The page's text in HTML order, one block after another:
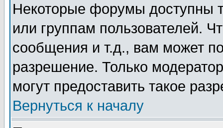
Некоторые форумы доступны
или группам пользователей.
сообщения и т.д., вам может
разрешение. Только
могут предоставить такое
Вернуться к началу